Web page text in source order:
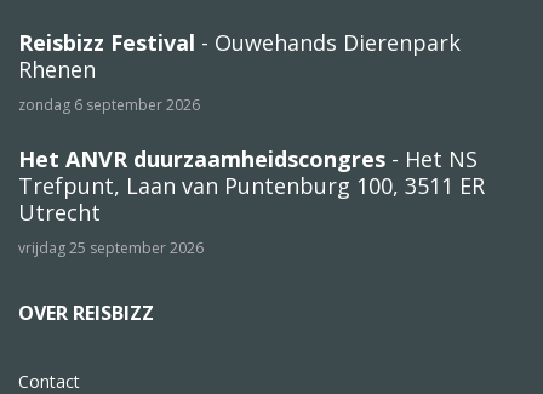
Reisbizz Festival - Ouwehands Dierenpark
Rhenen
zondag 6 september 2026
Het ANVR duurzaamheidscongres - Het NS
Trefpunt, Laan van Puntenburg 100, 3511 ER
Utrecht
vrijdag 25 september 2026
OVER REISBIZZ
Contact